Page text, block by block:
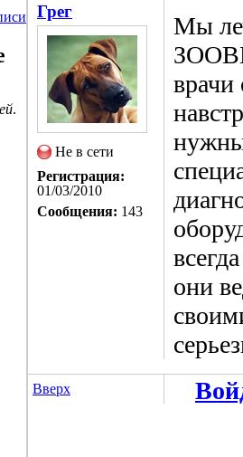
.
Грег
Не в сети
Регистрация:
01/03/2010
Сообщения: 143
Мы
врачи
нужны
они
Вверх